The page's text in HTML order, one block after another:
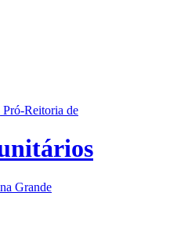
Pró-Reitoria de
Grande